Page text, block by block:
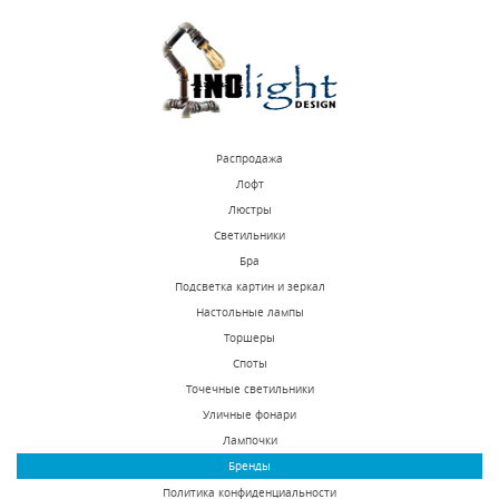
Распродажа
Лофт
Люстры
Светильники
Бра
Подсветка картин и зеркал
Настольные лампы
Торшеры
Споты
Точечные светильники
Уличные фонари
Лампочки
Бренды
Политика конфиденциальности